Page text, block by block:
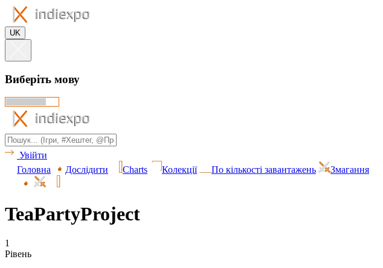
UK
Виберіть мову
Увійти
Головна
Дослідити Charts Колекції По кількості завантажень Змагання
TeaPartyProject
1
Рівень